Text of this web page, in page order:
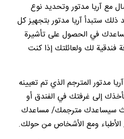
مع آريا مدتور وتحديد نوع
ذلك ستبدأ آريا مدتور بتجهيز كل
في الحصول على تأشيرة
فندقية لك ولعائلتك إذا كنت
مدتور المترجم الذي تم تعيينه
إلى غرفتك في الفندق أو
سيساعدك مترجمك/ مساعدك
ومع الأشخاص من حولك.